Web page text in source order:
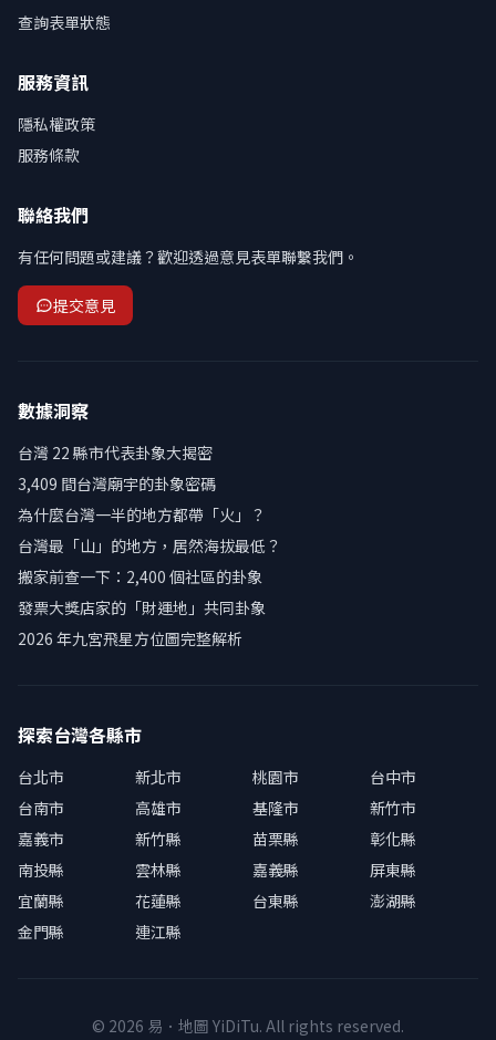
查詢表單狀態
服務資訊
隱私權政策
服務條款
聯絡我們
有任何問題或建議？歡迎透過意見表單聯繫我們。
提交意見
數據洞察
台灣 22 縣市代表卦象大揭密
3,409 間台灣廟宇的卦象密碼
為什麼台灣一半的地方都帶「火」？
台灣最「山」的地方，居然海拔最低？
搬家前查一下：2,400 個社區的卦象
發票大獎店家的「財運地」共同卦象
2026 年九宮飛星方位圖完整解析
探索台灣各縣市
台北市 新北市 桃園市
台中市
台南市
高雄市 基隆市
新竹市
嘉義市
新竹縣 苗栗縣
彰化縣
南投縣
雲林縣 嘉義縣
屏東縣
宜蘭縣
花蓮縣 台東縣
澎湖縣
金門縣
連江縣
© 2026 易．地圖 YiDiTu. All rights reserved.